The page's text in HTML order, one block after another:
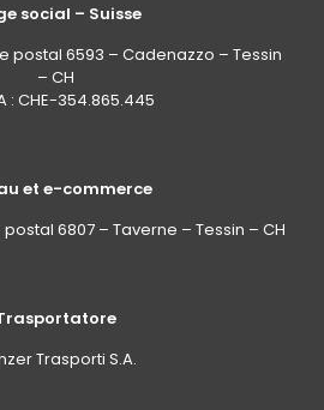
social – Suisse
postal 6593 – Cadenazzo – Tessin
– CH
: CHE-354.865.445
et e-commerce
6807 – Taverne – Tessin – CH
Trasporti S.A.